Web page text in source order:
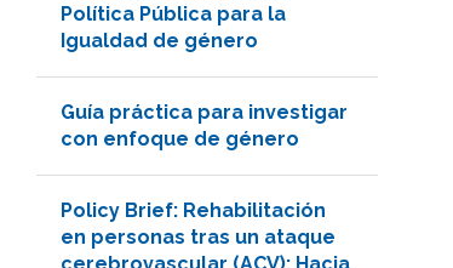
Política Pública para la
Igualdad de género
Guía práctica para investigar
con enfoque de género
Policy Brief: Rehabilitación
en personas tras un ataque
cerebrovascular (ACV): Hacia